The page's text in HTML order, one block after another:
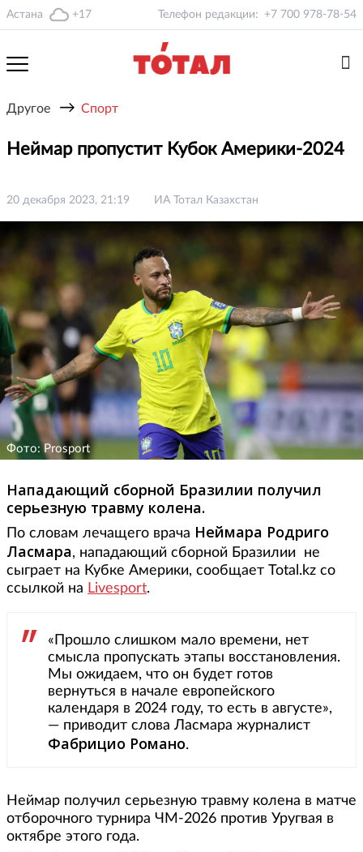
Астана +17 Телефон редакции: +7 700 978-78-54
Другое → Спорт
Неймар пропустит Кубок Америки-2024
20 декабря 2023, 21:19 ИА Тотал Казахстан
Фото: Prosport
Нападающий сборной Бразилии получил
серьезную травму колена.
По словам лечащего врача Неймара Родриго
Ласмара, нападающий сборной Бразилии не
сыграет на Кубке Америки, сообщает Total.kz со
ссылкой на Livesport.
«Прошло слишком мало времени, нет
смысла пропускать этапы восстановления.
Мы ожидаем, что он будет готов
вернуться в начале европейского
календаря в 2024 году, то есть в августе»,
— приводит слова Ласмара журналист
Фабрицио Романо.
Неймар получил серьезную травму колена в матче
отборочного турнира ЧМ-2026 против Уругвая в
октябре этого года.